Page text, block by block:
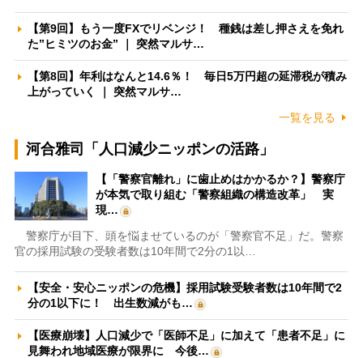
【第9回】もう一度FXでリベンジ！ 種銭は差し押さえを免れ
た”ヒミツのお金” ｜ 突然マルサ…
【第8回】年利はなんと14.6％！ 毎日5万円超の延滞税が積み
上がっていく ｜ 突然マルサ…
一覧を見る
河合雅司「人口減少ニッポンの活路」
【「警察官離れ」に歯止めはかかるか？】警察庁
が本気で取り組む「警察組織の構造改革」 実
現…
警察庁が目下、頭を悩ませているのが「警察官不足」だ。警察
官の採用試験の受験者数は10年間で2分の1以…
【安全・安心ニッポンの危機】採用試験受験者数は10年間で2
分の1以下に！ 出生数減がも…
【医療崩壊】人口減少で「医師不足」に加えて「患者不足」に
見舞われ地域医療が限界に 今後…